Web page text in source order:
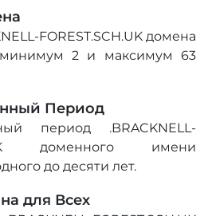
FOREST.SCH.UK домена
2 и максимум 63
Период
период .BRACKNELL-
доменного имени
до десяти лет.
для Всех